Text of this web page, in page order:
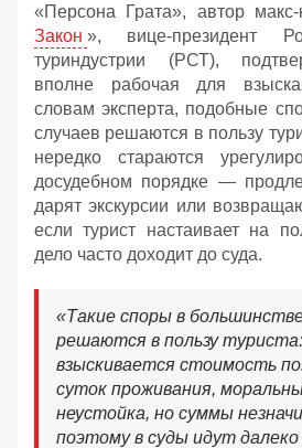
«Персона Грата», автор
Закон », вице‑президент
туриндустрии (РСТ),
вполне рабочая для
словам эксперта, подобные
случаев решаются в пользу
нередко стараются
досудебном порядке —
дарят экскурсии или
если турист настаивает на
дело часто доходит до суда.
«Такие споры в
решаются в пользу туриста:
взыскивается стоимость
суток проживания,
неустойка, но суммы
поэтому в суды идут далеко